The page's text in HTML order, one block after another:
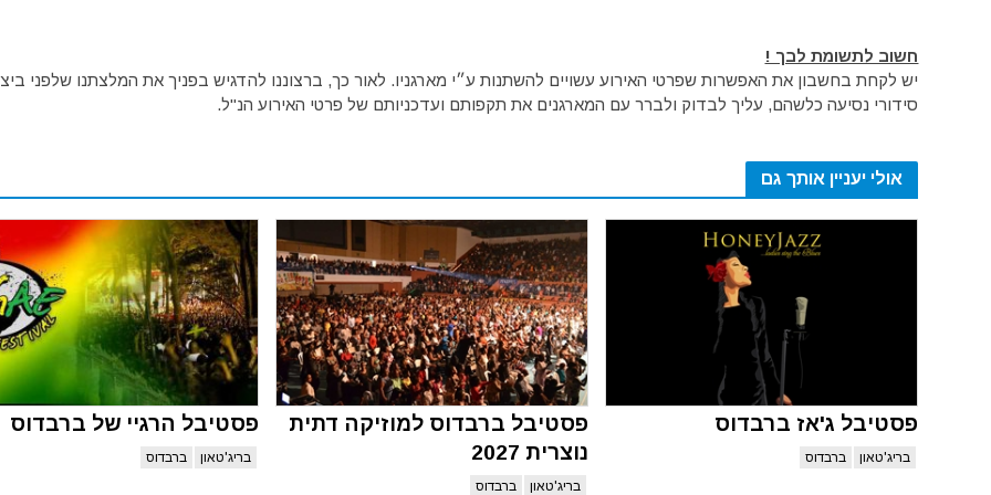
חשוב לתשומת לבך !
יש לקחת בחשבון את האפשרות שפרטי האירוע עשויים להשתנות ע״י מארגניו. לאור כך, ברצוננו להדגיש בפניך את המלצתנו שלפני
סידורי נסיעה כלשהם, עליך לבדוק ולברר עם המארגנים את תקפותם ועדכניותם של פרטי האירוע הנ"ל.
אולי יעניין אותך גם
פסטיבל ג'אז ברבדוס
בריג'טאון ברבדוס
פסטיבל ברבדוס למוזיקה דתית
נוצרית 2027
בריג'טאון ברבדוס
פסטיבל הרגיי של ברבדוס
בריג'טאון ברבדוס